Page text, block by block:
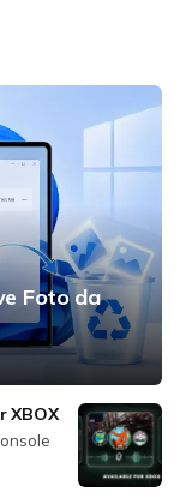
Foto da
XBOX